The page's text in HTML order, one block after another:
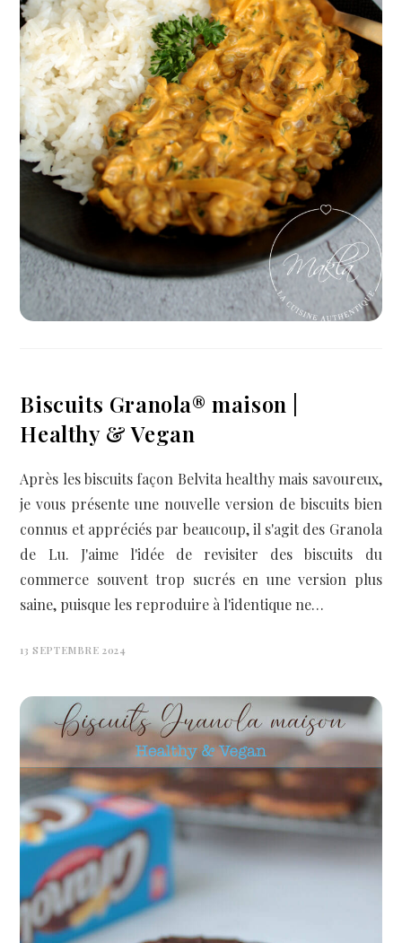
Biscuits Granola® maison |
Healthy & Vegan
Après les biscuits façon Belvita healthy mais savoureux,
je vous présente une nouvelle version de biscuits bien
connus et appréciés par beaucoup, il s'agit des Granola
de Lu. J'aime l'idée de revisiter des biscuits du
commerce souvent trop sucrés en une version plus
saine, puisque les reproduire à l'identique ne…
13 SEPTEMBRE 2024